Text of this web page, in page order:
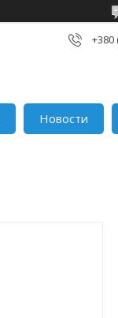
+380
Новости